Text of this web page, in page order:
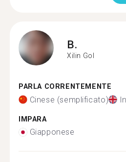
B.
Xilin Gol
PARLA CORRENTEMENTE
Cinese (semplificato)
IMPARA
Giapponese